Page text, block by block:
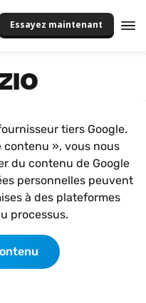
Essayez maintenant
tiers Google.
», vous nous
du contenu de Google
personnelles peuvent
à des plateformes
processus.